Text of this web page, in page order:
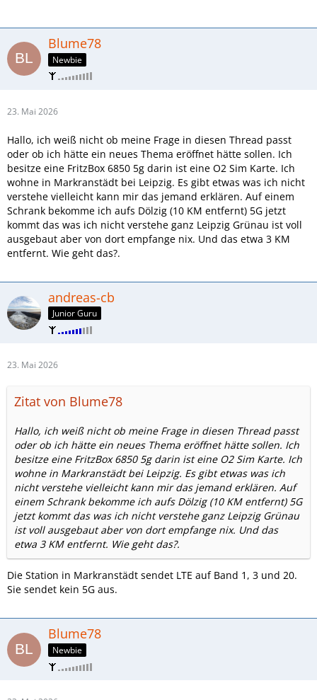
Blume78
Newbie
23. Mai 2026
Hallo, ich weiß nicht ob meine Frage in diesen Thread passt
oder ob ich hätte ein neues Thema eröffnet hätte sollen. Ich
besitze eine FritzBox 6850 5g darin ist eine O2 Sim Karte. Ich
wohne in Markranstädt bei Leipzig. Es gibt etwas was ich nicht
verstehe vielleicht kann mir das jemand erklären. Auf einem
Schrank bekomme ich aufs Dölzig (10 KM entfernt) 5G jetzt
kommt das was ich nicht verstehe ganz Leipzig Grünau ist voll
ausgebaut aber von dort empfange nix. Und das etwa 3 KM
entfernt. Wie geht das?.
andreas-cb
Junior Guru
23. Mai 2026
Zitat von Blume78
Hallo, ich weiß nicht ob meine Frage in diesen Thread passt
oder ob ich hätte ein neues Thema eröffnet hätte sollen. Ich
besitze eine FritzBox 6850 5g darin ist eine O2 Sim Karte. Ich
wohne in Markranstädt bei Leipzig. Es gibt etwas was ich
nicht verstehe vielleicht kann mir das jemand erklären. Auf
einem Schrank bekomme ich aufs Dölzig (10 KM entfernt) 5G
jetzt kommt das was ich nicht verstehe ganz Leipzig Grünau
ist voll ausgebaut aber von dort empfange nix. Und das
etwa 3 KM entfernt. Wie geht das?.
Die Station in Markranstädt sendet LTE auf Band 1, 3 und 20.
Sie sendet kein 5G aus.
Blume78
Newbie